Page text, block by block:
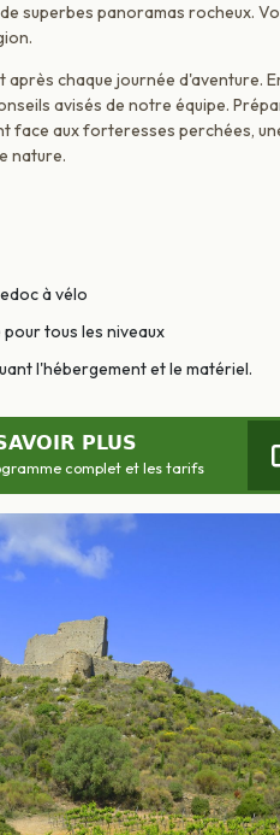
superbes panoramas rocheux.
chaque journée d'aventure.
avisés de notre équipe.
face aux forteresses perchées,
nature.
à vélo
tous les niveaux
l'hébergement et le matériel.
PLUS
complet et les tarifs